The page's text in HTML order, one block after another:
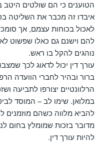
הטוענים כי הם שולטים
איבדו זה מכבר את השליטה
לאכול בכוחות עצמם, אך
להם וישנם גם כאלו שפשוט
נוהגים להקל בו ראש.
עורך דין יכול לדאוג לכך
ברור ובהיר לחברי הוועדה
הרלוונטיים יצורפו לתביעה
במלואן. שימו לב – המוסד
להביא מלווה כשהם מוזמנים
מדובר בזכות שמומלץ בחום
להיות עורך דין.